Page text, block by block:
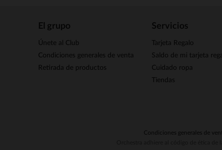
El grupo
Únete al Club
Condiciones generales de venta
Retirada de productos
Servicios
Tarjeta Regalo
Saldo de mi tarjeta
Cuidado ropa
Tiendas
Condiciones generales de